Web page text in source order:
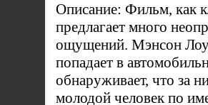
Описание: Фильм, как
предлагает много
ощущений. Мэнсон
попадает в
обнаруживает, что за
молодой человек по